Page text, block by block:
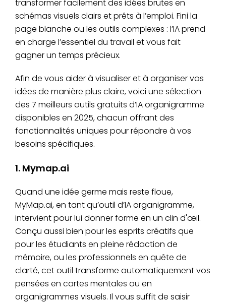
transformer facilement des idées brutes en
schémas visuels clairs et prêts à l’emploi. Fini la
page blanche ou les outils complexes : l’IA prend
en charge l’essentiel du travail et vous fait
gagner un temps précieux.
Afin de vous aider à visualiser et à organiser vos
idées de manière plus claire, voici une sélection
des 7 meilleurs outils gratuits d’IA organigramme
disponibles en 2025, chacun offrant des
fonctionnalités uniques pour répondre à vos
besoins spécifiques.
1. Mymap.ai
Quand une idée germe mais reste floue,
MyMap.ai, en tant qu’outil d’IA organigramme,
intervient pour lui donner forme en un clin d'œil.
Conçu aussi bien pour les esprits créatifs que
pour les étudiants en pleine rédaction de
mémoire, ou les professionnels en quête de
clarté, cet outil transforme automatiquement vos
pensées en cartes mentales ou en
organigrammes visuels. Il vous suffit de saisir